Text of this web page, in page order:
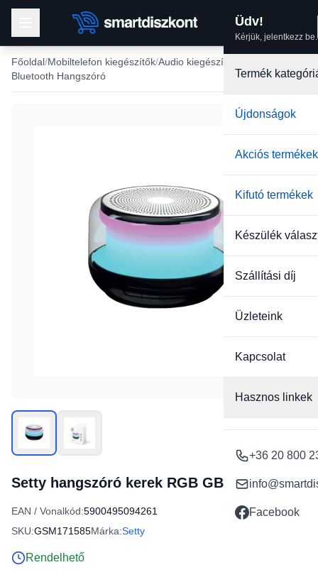
Üdv!
Kérjük, jelentkezz be.
Termék
Újdonságok
Akciós termékek
Kifutó termékek
Készülék
Szállítási díj
Üzleteink
Kapcsolat
Hasznos linkek
+36 20 800
Facebook
Főoldal Mobiltelefon kiegészítők Audio kiegészítők
Bluetooth Hangszóró
Setty hangszóró kerek RGB GB-700 fekete
EAN / Vonalkód:5900495094261
SKU:GSM171585Márka:Setty
Rendelhető